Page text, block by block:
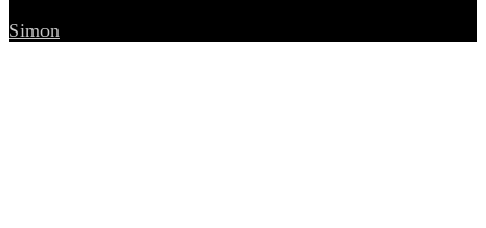
Simon